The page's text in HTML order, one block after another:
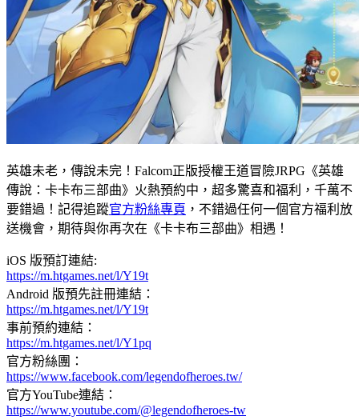
英雄未老，傳說未完！Falcom正版授權王道冒險JRPG《英雄
傳說：卡卡布三部曲》火熱預約中，超多驚喜和福利，千萬不
要錯過！記得追蹤官方粉絲專頁 ，不錯過任何一個官方福利放
送機會，期待與你再次在《卡卡布三部曲》相遇！
iOS 版預訂連結:
https://m.htgames.net/l/Y19t
Android 版預先註冊連結：
https://m.htgames.net/l/Y19t
事前預約連結：
https://m.htgames.net/l/Y1pq
官方粉絲團：
https://www.facebook.com/legendofheroes.tw/
官方YouTube連結：
https://www.youtube.com/@legendofheroes-tw